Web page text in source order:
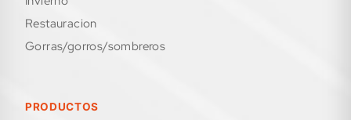
restauracion
gorras/gorros/sombreros
PRODUCTOS